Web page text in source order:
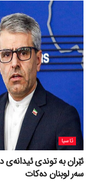
ئاسیا
ئێران بە توندی ئیدانەی
سەر لوبنان دەکات